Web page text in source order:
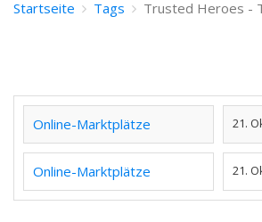
Startseite Tags Trusted Heroes -
Online-Marktplätze 21.
Online-Marktplätze 21.